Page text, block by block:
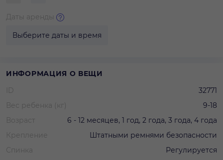
Даты аренды
Выберите даты и время
ИНФОРМАЦИЯ О ВЕЩИ
ID
32771
Вес ребенка (кг)
9-18
Возраст
6 - 12 месяцев, 1 год, 2 года, 3 года, 4 года
Крепление
Штатными ремнями безопасности
Спинка
Регулируется